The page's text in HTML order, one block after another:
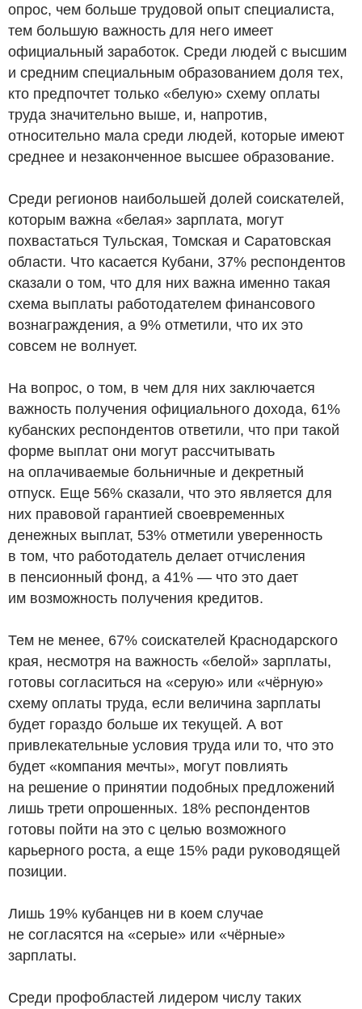
опрос, чем больше трудовой опыт специалиста,
тем большую важность для него имеет
официальный заработок. Среди людей с высшим
и средним специальным образованием доля тех,
кто предпочтет только «белую» схему оплаты
труда значительно выше, и, напротив,
относительно мала среди людей, которые имеют
среднее и незаконченное высшее образование.
Среди регионов наибольшей долей соискателей,
которым важна «белая» зарплата, могут
похвастаться Тульская, Томская и Саратовская
области. Что касается Кубани, 37% респондентов
сказали о том, что для них важна именно такая
схема выплаты работодателем финансового
вознаграждения, а 9% отметили, что их это
совсем не волнует.
На вопрос, о том, в чем для них заключается
важность получения официального дохода, 61%
кубанских респондентов ответили, что при такой
форме выплат они могут рассчитывать
на оплачиваемые больничные и декретный
отпуск. Еще 56% сказали, что это является для
них правовой гарантией своевременных
денежных выплат, 53% отметили уверенность
в том, что работодатель делает отчисления
в пенсионный фонд, а 41% — что это дает
им возможность получения кредитов.
Тем не менее, 67% соискателей Краснодарского
края, несмотря на важность «белой» зарплаты,
готовы согласиться на «серую» или «чёрную»
схему оплаты труда, если величина зарплаты
будет гораздо больше их текущей. А вот
привлекательные условия труда или то, что это
будет «компания мечты», могут повлиять
на решение о принятии подобных предложений
лишь трети опрошенных. 18% респондентов
готовы пойти на это с целью возможного
карьерного роста, а еще 15% ради руководящей
позиции.
Лишь 19% кубанцев ни в коем случае
не согласятся на «серые» или «чёрные»
зарплаты.
Среди профобластей лидером числу таких